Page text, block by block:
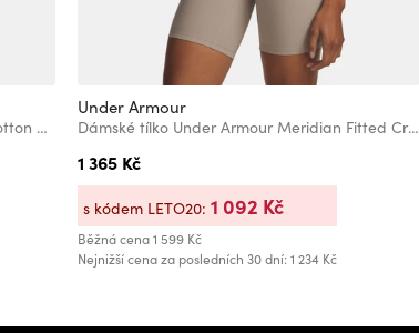
Dámské tílko Under Armour Seamless Cotton Hand Tank
Under Armour
Dámské tílko Under Armour Meridian Fitted Crop Tank
1 365 Kč
Běžná cena1 599 Kč
Nejnižší cena za posledních 30 dní: 1 234 Kč
s kódem LETO20: 1 092 Kč